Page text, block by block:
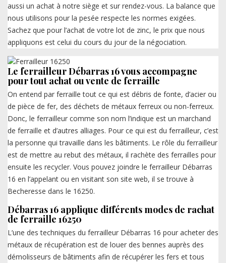
aussi un achat à notre siège et sur rendez-vous. La balance que
nous utilisons pour la pesée respecte les normes exigées.
Sachez que pour l’achat de votre lot de zinc, le prix que nous
appliquons est celui du cours du jour de la négociation.
Le ferrailleur Débarras 16 vous accompagne
pour tout achat ou vente de ferraille
On entend par ferraille tout ce qui est débris de fonte, d’acier ou
de pièce de fer, des déchets de métaux ferreux ou non-ferreux.
Donc, le ferrailleur comme son nom l’indique est un marchand
de ferraille et d’autres alliages. Pour ce qui est du ferrailleur, c’est
la personne qui travaille dans les bâtiments. Le rôle du ferrailleur
est de mettre au rebut des métaux, il rachète des ferrailles pour
ensuite les recycler. Vous pouvez joindre le ferrailleur Débarras
16 en l’appelant ou en visitant son site web, il se trouve à
Becheresse dans le 16250.
Débarras 16 applique différents modes de rachat
de ferraille 16250
L’une des techniques du ferrailleur Débarras 16 pour acheter des
métaux de récupération est de louer des bennes auprès des
démolisseurs de bâtiments afin de récupérer les fers et tous